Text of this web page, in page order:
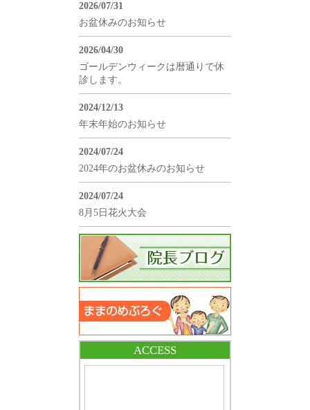
2026/07/31
お盆休みのお知らせ
2026/04/30
ゴールデンウィークは暦通りで休
診します。
2024/12/13
年末年始のお知らせ
2024/07/24
2024年のお盆休みのお知らせ
2024/07/24
8月5日花火大会
ACCESS